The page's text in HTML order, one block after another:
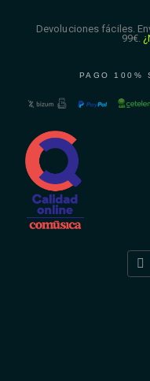
Devoluciones fáciles.
99€.
PAGO 100%